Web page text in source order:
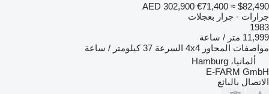
AED 302,900 €71,400 ≈ $82,490
جرارات - جرار بعجلات
1983
11,999 متر / ساعة
مواصفات المحاور 4x4 السرعة 37 كيلومتر / ساعة
ألمانيا، Hamburg
E-FARM GmbH
الاتصال بالبائع